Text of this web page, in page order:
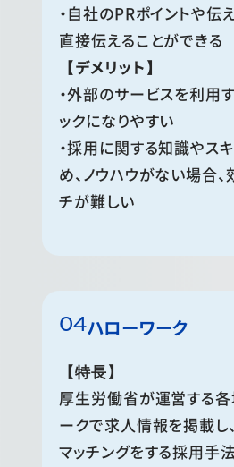
・自社のPRポイントや伝
直接伝えることができる
【デメリット】
・外部のサービスを利用
ックになりやすい
・採用に関する知識やス
め、ノウハウがない場合
チが難しい
ハローワーク
【特長】
厚生労働省が運営する
ークで求人情報を掲載し
マッチングをする採用手法